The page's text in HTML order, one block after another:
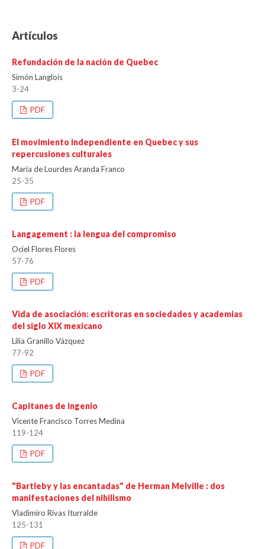
Artículos
Refundación de la nación de Quebec
Simón Langlois
3-24
PDF
El movimiento independiente en Quebec y sus
repercusiones culturales
María de Lourdes Aranda Franco
25-35
PDF
Langagement : la lengua del compromiso
Ociel Flores Flores
57-76
PDF
Vida de asociación: escritoras en sociedades y academias
del siglo XIX mexicano
Lilia Granillo Vázquez
77-92
PDF
Capitanes de ingenio
Vicente Francisco Torres Medina
119-124
PDF
"Bartleby y las encantadas" de Herman Melville : dos
manifestaciones del nihilismo
Vladimiro Rivas Iturralde
125-131
PDF